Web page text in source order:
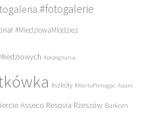
#fotogalerie
#MiedziowaMlodziez
#pożegnania
#szkoły #WartoPomagac Adam
Asseco Resovia Rzeszów Barkom